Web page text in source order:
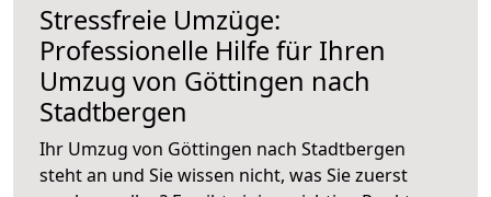
Stressfreie Umzüge:
Professionelle Hilfe für Ihren
Umzug von Göttingen nach
Stadtbergen
Ihr Umzug von Göttingen nach Stadtbergen
steht an und Sie wissen nicht, was Sie zuerst